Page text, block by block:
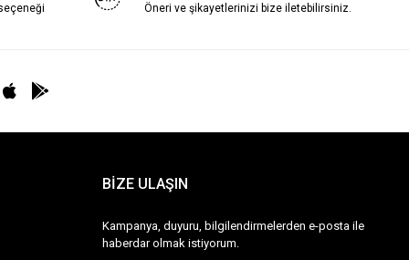
Öneri ve şikayetlerinizi bize iletebilirsiniz.
BİZE ULAŞIN
Kampanya, duyuru, bilgilendirmelerden e-posta ile
haberdar olmak istiyorum.